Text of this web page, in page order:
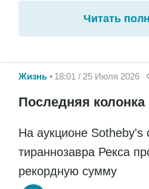
Читать
Жизнь 18:01 / 25 Июля 2026
Последняя колонка
На аукционе Sotheby's
тираннозавра Рекса
рекордную сумму